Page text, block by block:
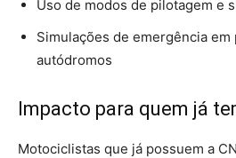
Uso de modos de pilotagem e
Simulações de emergência
autódromos
Impacto para quem já
Motociclistas que já possuem a